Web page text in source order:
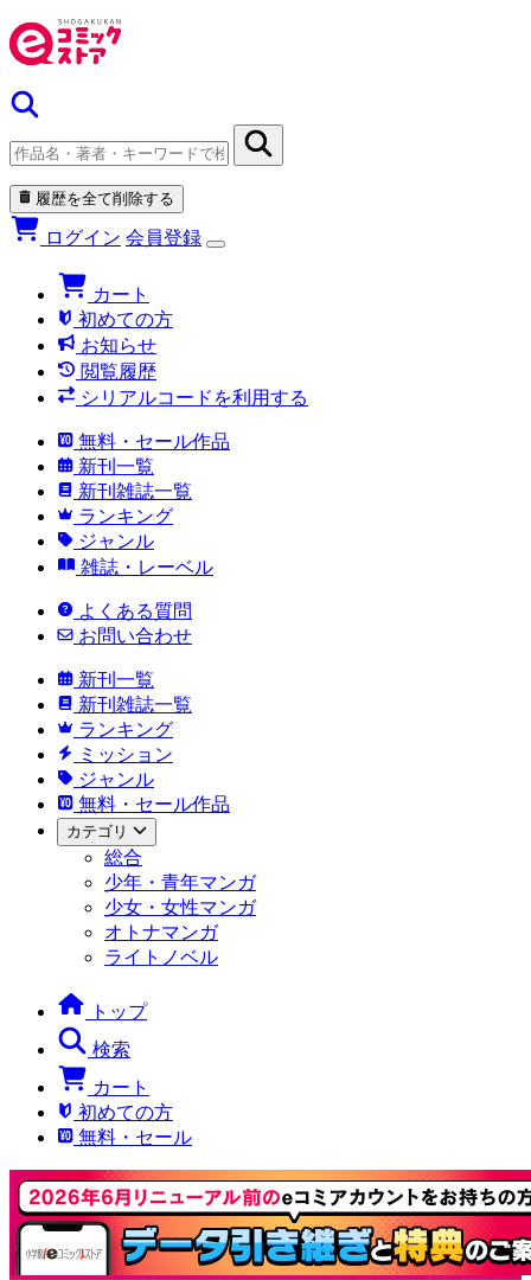
履歴を全て削除する
ログイン 会員登録
カート
初めての方
お知らせ
閲覧履歴
シリアルコードを利用する
無料・セール作品
新刊一覧
新刊雑誌一覧
ランキング
ジャンル
雑誌・レーベル
よくある質問
お問い合わせ
新刊一覧
新刊雑誌一覧
ランキング
ミッション
ジャンル
無料・セール作品
カテゴリ
総合
少年・青年マンガ
少女・女性マンガ
オトナマンガ
ライトノベル
トップ
検索
カート
初めての方
無料・セール